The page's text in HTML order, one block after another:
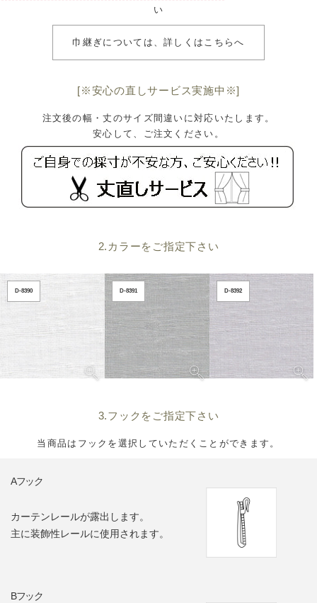
い
巾継ぎについては、詳しくはこちらへ
[※安心の直しサービス実施中※]
注文後の幅・丈のサイズ間違いに対応いたします。
安心して、ご注文ください。
2.カラーをご指定下さい
D-8390 D-8391 D-8392
3.フックをご指定下さい
当商品はフックを選択していただくことができます。
Aフック
カーテンレールが露出します。
主に装飾性レールに使用されます。
Bフック